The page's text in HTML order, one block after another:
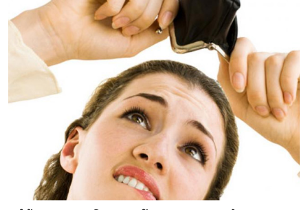
पर्स में क्या रखना चाहिए क्या नहीं एक बार जरूर पढ़ ले